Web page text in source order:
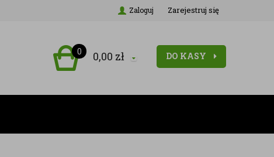
Zaloguj Zarejestruj się
0 0,00 zł DO KASY